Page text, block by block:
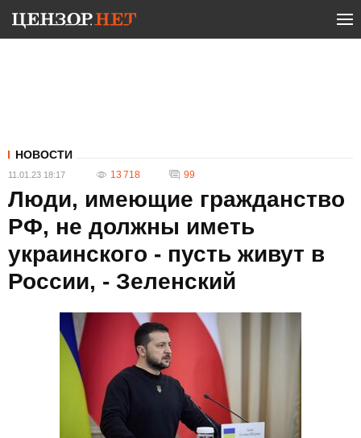
НОВОСТИ
11.01.23 18:17 13 718 99
Люди, имеющие гражданство
РФ, не должны иметь
украинского - пусть живут в
России, - Зеленский